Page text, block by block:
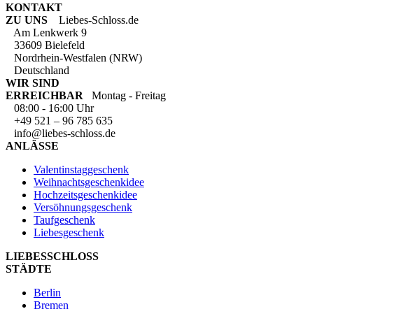
KONTAKT
ZU UNS
Liebes-Schloss.de
Am Lenkwerk 9
33609 Bielefeld
Nordrhein-Westfalen (NRW)
Deutschland
WIR SIND
ERREICHBAR
Montag - Freitag
08:00 - 16:00 Uhr
+49 521 – 96 785 635
info@liebes-schloss.de
ANLÄSSE
Valentinstaggeschenk
Weihnachtsgeschenkidee
Hochzeitsgeschenkidee
Versöhnungsgeschenk
Taufgeschenk
Liebesgeschenk
LIEBESSCHLOSS
STÄDTE
Berlin
Bremen